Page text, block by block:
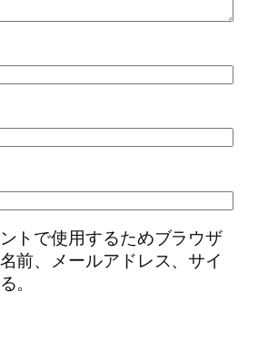
トで使用するためブラウザ
前、メールアドレス、サイ
。